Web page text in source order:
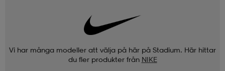
Vi har många modeller att välja på här på Stadium. Här hittar
du fler produkter från NIKE